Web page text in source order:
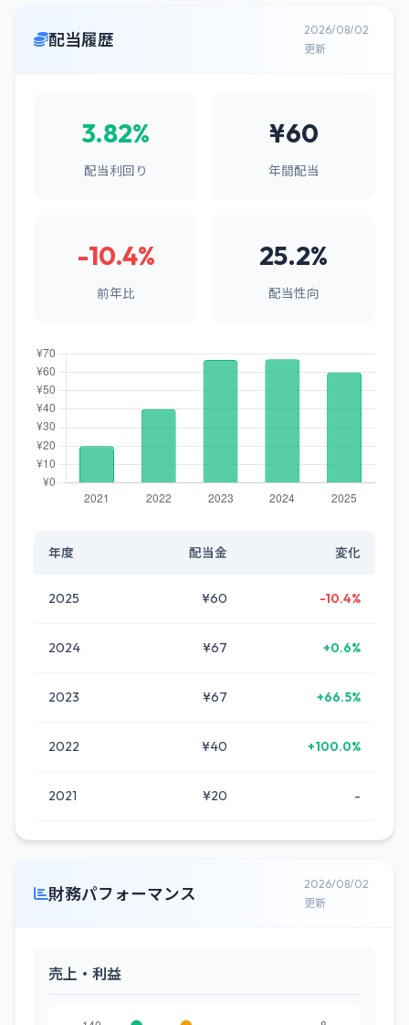
配当履歴
2026/08/02
更新
3.82%
配当利回り
¥60
年間配当
-10.4%
前年比
25.2%
配当性向
年度 配当金 変化
2025 ¥60 -10.4%
2024 ¥67 +0.6%
2023 ¥67 +66.5%
2022 ¥40 +100.0%
2021 ¥20 -
財務パフォーマンス
2026/08/02
更新
売上・利益